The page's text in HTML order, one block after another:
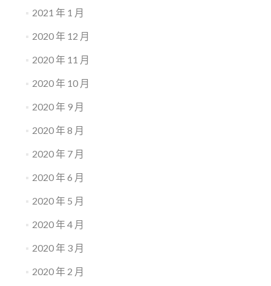
2021 年 1 月
2020 年 12 月
2020 年 11 月
2020 年 10 月
2020 年 9 月
2020 年 8 月
2020 年 7 月
2020 年 6 月
2020 年 5 月
2020 年 4 月
2020 年 3 月
2020 年 2 月